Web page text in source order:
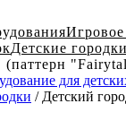
Детские городки
для
/ Детский